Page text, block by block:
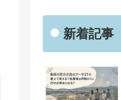
新着記事